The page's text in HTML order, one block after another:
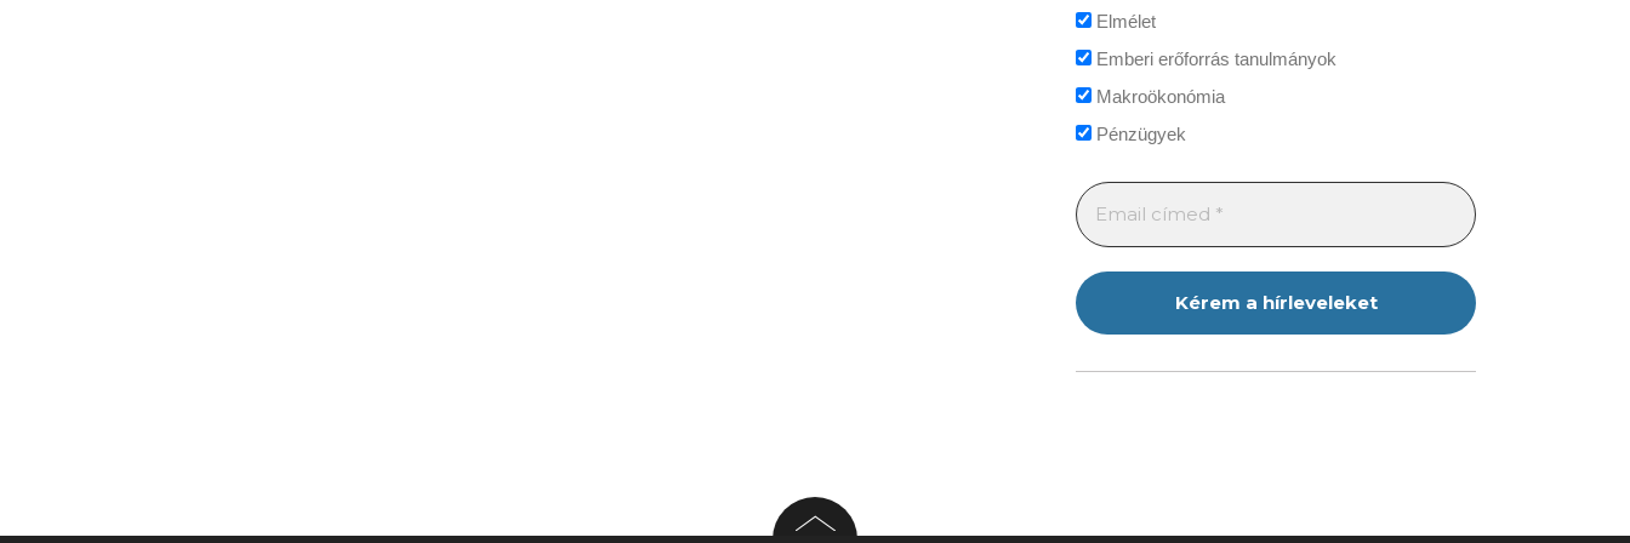
Elmélet
Emberi erőforrás tanulmányok
Makroökonómia
Pénzügyek